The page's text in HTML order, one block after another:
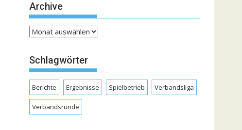
Archive
Archive
Schlagwörter
Berichte Ergebnisse Spielbetrieb Verbandsliga
Verbandsrunde